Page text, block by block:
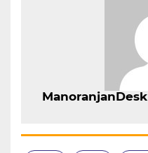
ManoranjanDesk